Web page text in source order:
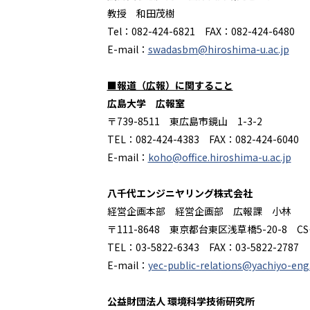
教授 和田茂樹
Tel： 082-424-6821 FAX： 082-424-6480
E-mail： swadasbm@hiroshima-u.ac.jp
■報道（広報）に関すること
広島大学 広報室
〒739-8511 東広島市鏡山 1-3-2
TEL： 082-424-4383 FAX： 082-424-6040
E-mail： koho@office.hiroshima-u.ac.jp
八千代エンジニヤリング株式会社
経営企画本部 経営企画部 広報課 小林
〒111-8648 東京都台東区浅草橋5-20-8 CS
TEL： 03-5822-6343 FAX： 03-5822-2787
E-mail： yec-public-relations@yachiyo-
公益財団法人 環境科学技術研究所